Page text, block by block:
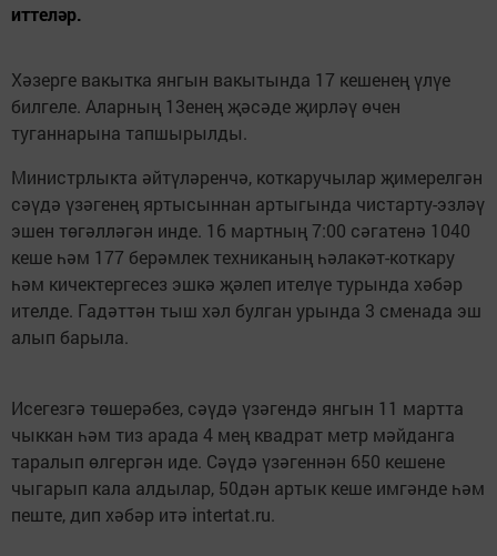
иттеләр.
Хәзерге вакытка янгын вакытында 17 кешенең үлүе
билгеле. Аларның 13енең җәсәде җирләү өчен
туганнарына тапшырылды.
Министрлыкта әйтүләренчә, коткаручылар җимерелгән
сәүдә үзәгенең яртысыннан артыгында чистарту-эзләү
эшен төгәлләгән инде. 16 мартның 7:00 сәгатенә 1040
кеше һәм 177 берәмлек техниканың һәлакәт-коткару
һәм кичектергесез эшкә җәлеп ителүе турында хәбәр
ителде. Гадәттән тыш хәл булган урында 3 сменада эш
алып барыла.
Исегезгә төшерәбез, сәүдә үзәгендә янгын 11 мартта
чыккан һәм тиз арада 4 мең квадрат метр мәйданга
таралып өлгергән иде. Сәүдә үзәгеннән 650 кешене
чыгарып кала алдылар, 50дән артык кеше имгәнде һәм
пеште, дип хәбәр итә intertat.ru.